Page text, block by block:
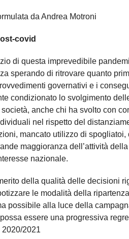
da Andrea Motroni
covid
di questa imprevedibile
sperando di ritrovare quanto
governativi e i
condizionato lo svolgimento
anche chi ha svolto con
nel rispetto del
mancato utilizzo di spogliatoi,
maggioranza dell’attività
nazionale.
della qualità delle decisioni
le modalità della
possibile alla luce della
essere una progressiva
2021